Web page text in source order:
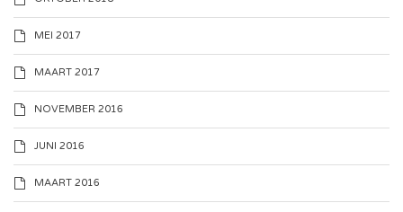
MEI 2017
MAART 2017
NOVEMBER 2016
JUNI 2016
MAART 2016